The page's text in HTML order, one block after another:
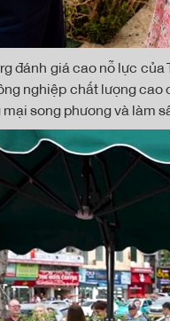
đánh giá cao nỗ lực
nghiệp chất lượng
song phương và làm